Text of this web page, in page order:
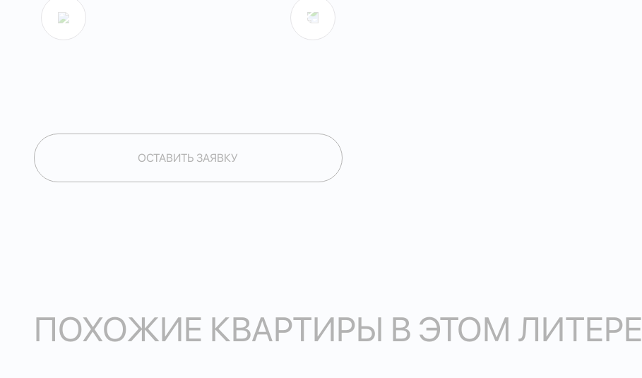
ОСТАВИТЬ ЗАЯВКУ
ПОХОЖИЕ КВАРТИРЫ В ЭТОМ ЛИТЕРЕ